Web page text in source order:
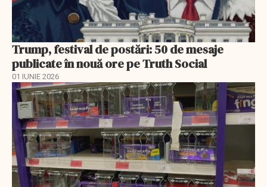
Trump, festival de postări: 50 de mesaje
publicate în nouă ore pe Truth Social
01 IUNIE 2026